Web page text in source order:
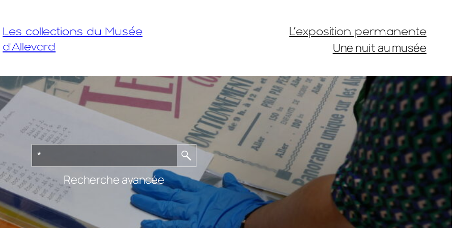
Les collections du Musée
d'Allevard
L’exposition permanente
Une nuit au musée
Recherche avancée